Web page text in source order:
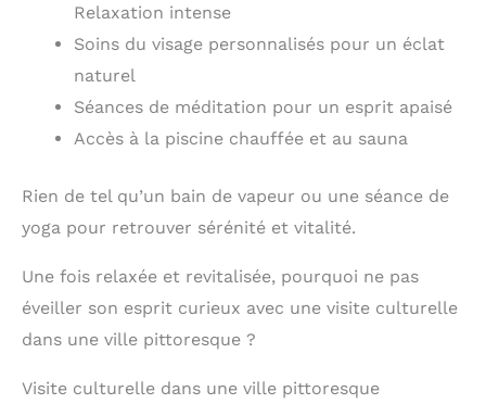
Relaxation intense
Soins du visage personnalisés pour un éclat
naturel
Séances de méditation pour un esprit apaisé
Accès à la piscine chauffée et au sauna
Rien de tel qu’un bain de vapeur ou une séance de
yoga pour retrouver sérénité et vitalité.
Une fois relaxée et revitalisée, pourquoi ne pas
éveiller son esprit curieux avec une visite culturelle
dans une ville pittoresque ?
Visite culturelle dans une ville pittoresque